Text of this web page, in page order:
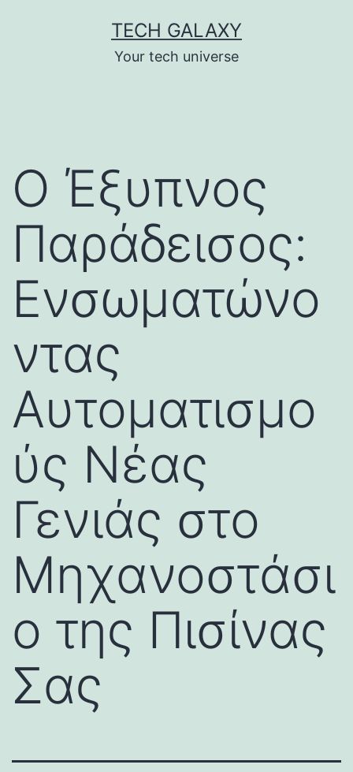
TECH GALAXY
Your tech universe
Ο Έξυπνος
Παράδεισος:
Ενσωματώνο
ντας
Αυτοματισμο
ύς Νέας
Γενιάς στο
Μηχανοστάσι
ο της Πισίνας
Σας